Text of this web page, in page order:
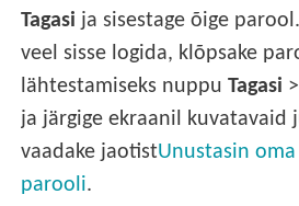
Tagasi ja sisestage õige
veel sisse logida, klõpsake
lähtestamiseks nuppuTagasi >
ja järgige ekraanil kuvatavaid
vaadake jaotistUnustasin oma
parooli.